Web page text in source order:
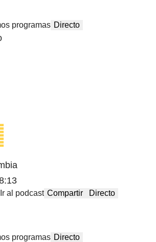
programas Directo
Ir al podcast Compartir Directo
programas Directo